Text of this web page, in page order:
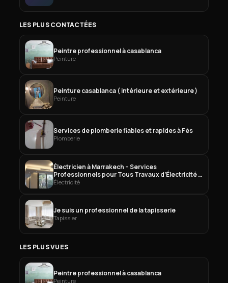
LES PLUS CONTACTÉES
Peintre professionnel à casablanca
Peinture
Peinture casablanca ( intérieure et extérieure )
Peinture
Services de plomberie fiables et rapides à Fès
Plomberie
Électricien à Marrakech – Services
Professionnels pour Tous Travaux d’Électricité à
Marrakech
Électricité
Je suis un professionnel de la tapisserie
Tapissier
LES PLUS VUES
Peintre professionnel à casablanca
Peinture